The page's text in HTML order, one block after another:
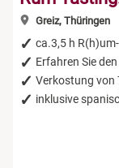
Greiz, Thüringen
ca.3,5 h
Erfahren Sie
Verkostung von
inklusive